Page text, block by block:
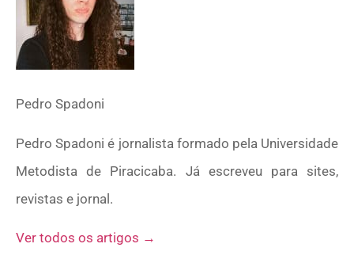
Pedro Spadoni
Pedro Spadoni é jornalista formado pela Universidade
Metodista de Piracicaba. Já escreveu para sites,
revistas e jornal.
Ver todos os artigos →